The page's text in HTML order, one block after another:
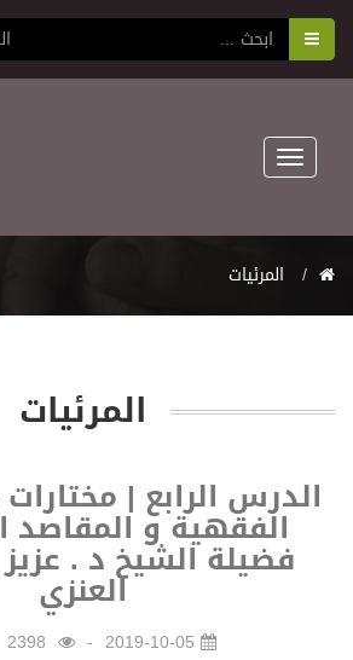
Toggle
navigation
المرئيات
المرئيات
الدرس الرابع |
الفقهية و المقاصد
فضيلة الشيخ د .
العنزي
2019-10-05